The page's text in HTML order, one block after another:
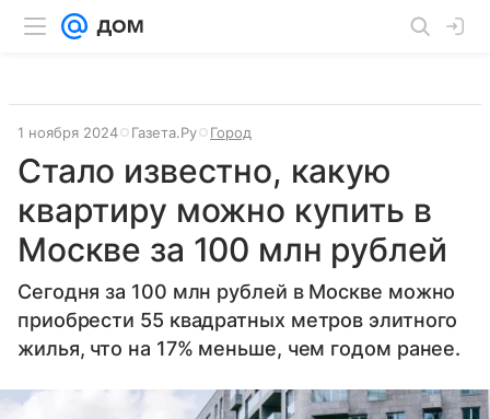
1 ноября 2024 Газета.Ру Город
Стало известно, какую
квартиру можно купить в
Москве за 100 млн рублей
Сегодня за 100 млн рублей в Москве можно
приобрести 55 квадратных метров элитного
жилья, что на 17% меньше, чем годом ранее.